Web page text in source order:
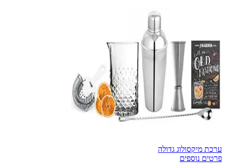
ערכת מיקסולוג גדולה
פרטים נוספים